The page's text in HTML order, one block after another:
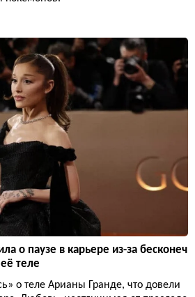
о паузе в карьере из-за бесконеч
теле
о теле Арианы Гранде, что довели